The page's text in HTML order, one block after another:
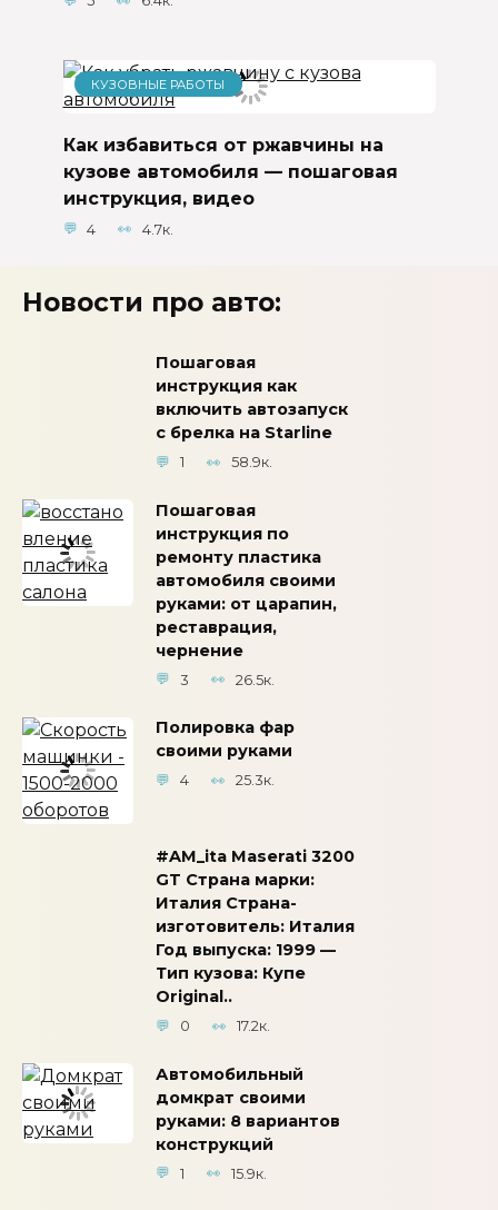
КУЗОВНЫЕ РАБОТЫ
Как избавиться от ржавчины на
кузове автомобиля — пошаговая
инструкция, видео
4 4.7к.
Новости про авто:
Пошаговая
инструкция как
включить автозапуск
с брелка на Starline
1 58.9к.
Пошаговая
инструкция по
ремонту пластика
автомобиля своими
руками: от царапин,
реставрация,
чернение
3 26.5к.
Полировка фар
своими руками
4 25.3к.
#AM_ita Maserati 3200
GT Страна марки:
Италия Страна-
изготовитель: Италия
Год выпуска: 1999 —
Тип кузова: Купе
Original..
0 17.2к.
Автомобильный
домкрат своими
руками: 8 вариантов
конструкций
1 15.9к.